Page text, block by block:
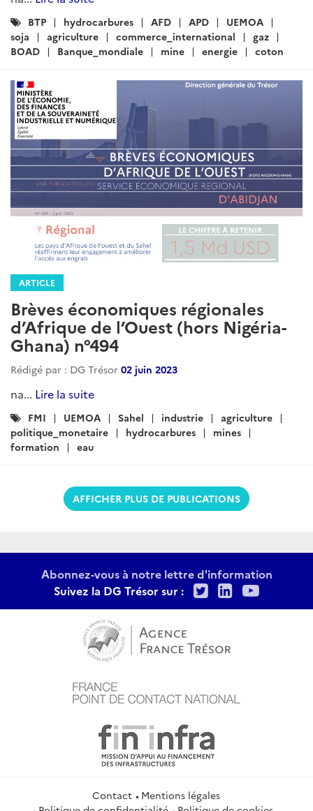
Catégories
:
BTP hydrocarbures AFD APD
UEMOA
soja
agriculture commerce_international
gaz
BOAD
Banque_mondiale mine energie coton
ARTICLE
Brèves économiques régionales
d’Afrique de l’Ouest (hors Nigéria-
Ghana) n°494
Rédigé par : DG Trésor 02 juin 2023
na... Lire la suite
Catégories
:
FMI UEMOA Sahel industrie
agriculture
politique_monetaire
hydrocarbures
mines
formation
eau
AFFICHER PLUS DE PUBLICATIONS
Abonnez-vous à notre lettre d'information
Suivez la DG Trésor sur :
TwitterLinkedIn
Contact
Mentions légales